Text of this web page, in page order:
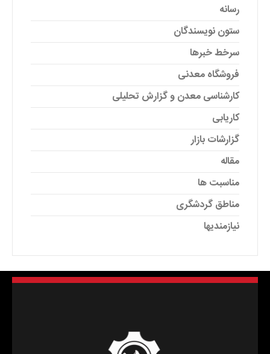
رسانه
ستون نویسندگان
سرخط خبرها
فروشگاه معدنی
کارشناسی معدن و گزارش تحلیلی
کاریابی
گزارشات بازار
مقاله
مناسبت ها
مناطق گردشگری
نیازمندیها